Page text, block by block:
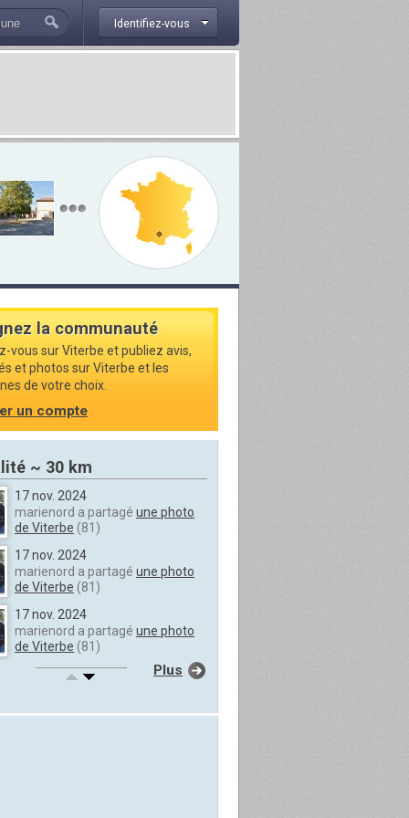
Identifiez-vous
la communauté
vous sur Viterbe et publiez avis,
et photos sur Viterbe et les
de votre choix.
un compte
~ 30 km
17 nov. 2024
marienord a partagé une photo
de Viterbe (81)
17 nov. 2024
marienord a partagé une photo
de Viterbe (81)
17 nov. 2024
marienord a partagé une photo
de Viterbe (81)
17 nov. 2024
Plus